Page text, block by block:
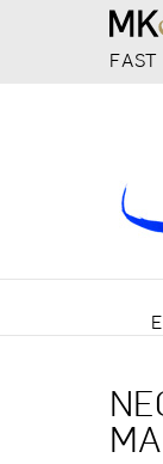
SKIP TO